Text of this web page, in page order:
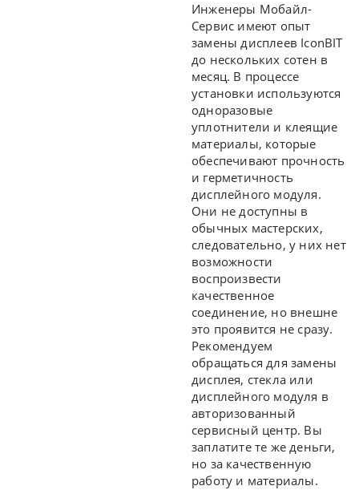
Инженеры Мобайл-
Сервис имеют опыт
замены дисплеев IconBIT
до нескольких сотен в
месяц. В процессе
установки используются
одноразовые
уплотнители и клеящие
материалы, которые
обеспечивают прочность
и герметичность
дисплейного модуля.
Они не доступны в
обычных мастерских,
следовательно, у них нет
возможности
воспроизвести
качественное
соединение, но внешне
это проявится не сразу.
Рекомендуем
обращаться для замены
дисплея, стекла или
дисплейного модуля в
авторизованный
сервисный центр. Вы
заплатите те же деньги,
но за качественную
работу и материалы.